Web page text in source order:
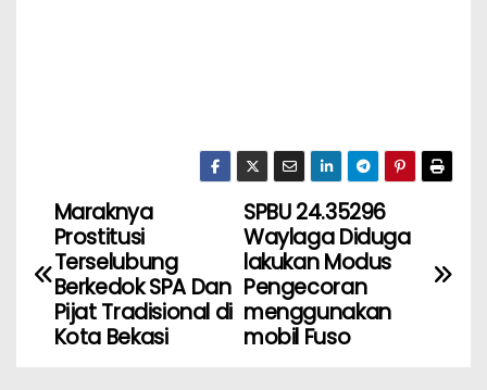
SPBU 24.35296
Waylaga Diduga
lakukan Modus
Pengecoran
menggunakan
mobil Fuso
Maraknya
Prostitusi
Terselubung
Berkedok SPA Dan
Pijat Tradisional di
Kota Bekasi